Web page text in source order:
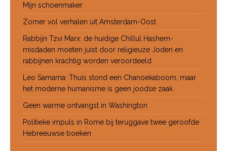
Mijn schoenmaker
Zomer vol verhalen uit Amsterdam-Oost
Rabbijn Tzvi Marx: de huidige Chillul Hashem-
misdaden moeten juist door religieuze Joden en
rabbijnen krachtig worden veroordeeld
Leo Samama: Thuis stond een Chanoekaboom, maar
het moderne humanisme is geen joodse zaak
Geen warme ontvangst in Washington
Politieke impuls in Rome bij teruggave twee geroofde
Hebreeuwse boeken